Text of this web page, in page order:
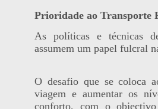
Prioridade ao Transporte
As políticas e técnicas
assumem um papel fulcral
O desafio que se coloca
viagem e aumentar os
conforto, com o